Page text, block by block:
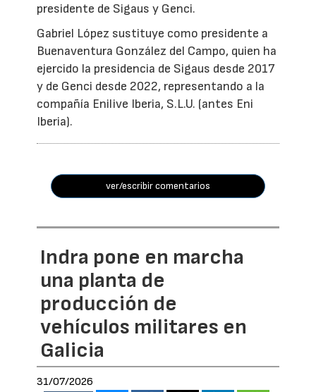
presidente de Sigaus y Genci.
Gabriel López sustituye como presidente a
Buenaventura González del Campo, quien ha
ejercido la presidencia de Sigaus desde 2017
y de Genci desde 2022, representando a la
compañía Enilive Iberia, S.L.U. (antes Eni
Iberia).
ver/escribir comentarios
Indra pone en marcha
una planta de
producción de
vehículos militares en
Galicia
31/07/2026